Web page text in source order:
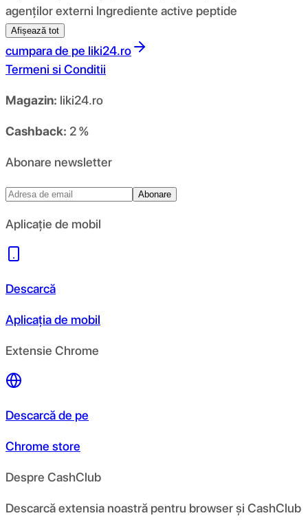
agenților externi Ingrediente active peptide
Afișează tot
cumpara de pe liki24.ro
Termeni si Conditii
Magazin: liki24.ro
Cashback: 2 %
Abonare newsletter
Abonare
Aplicație de mobil
Descarcă
Aplicația de mobil
Extensie Chrome
Descarcă de pe
Chrome store
Despre CashClub
Descarcă extensia noastră pentru browser și CashClub